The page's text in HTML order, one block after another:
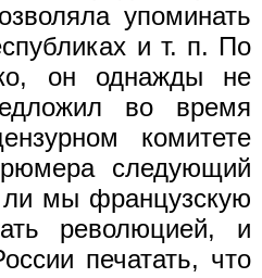
упоминать
и т. п. По
он однажды не
во время
комитете
следующий
мы французскую
революцией, и
печатать, что